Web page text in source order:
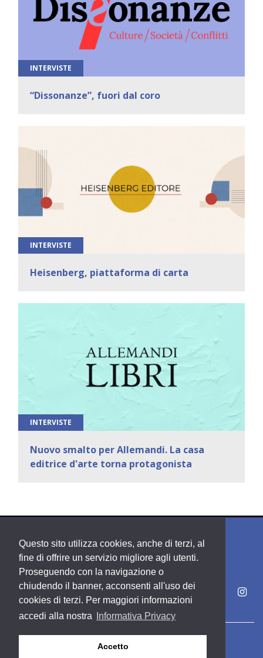
Questo sito utilizza cookies, anche di terzi, al
fine di offrire un servizio migliore agli utenti.
Proseguendo con la navigazione o
chiudendo il banner, acconsenti all'uso dei
cookies di terzi. Per maggiori informazioni
accedi alla nostra
Informativa Privacy
Accetto
INTERVISTE
“Dissonanze”, fuori dal coro
INTERVISTE
Heisenberg, piattaforma di carta
INTERVISTE
Nuovo smalto per Allemandi. La casa
editrice d'arte torna protagonista
Copyright PDE srl società del Gruppo Feltrinelli S. p. A.